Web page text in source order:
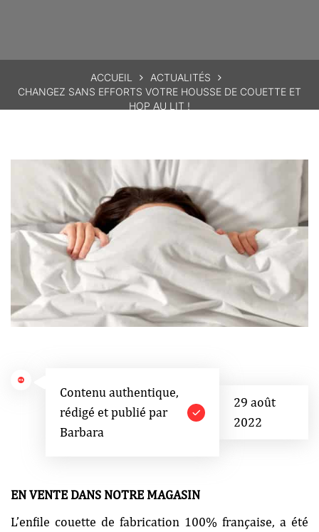
ACCUEIL
ACTUALITÉS
CHANGEZ SANS EFFORTS VOTRE HOUSSE DE COUETTE ET
HOP AU LIT !
Contenu authentique,
rédigé et publié par
Barbara
29 août
2022
EN VENTE DANS NOTRE MAGASIN
L’enfile couette de fabrication 100% française, a été